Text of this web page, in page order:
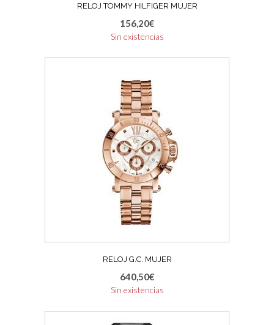
RELOJ TOMMY HILFIGER MUJER
156,20€
Sin existencias
RELOJ G.C. MUJER
640,50€
Sin existencias